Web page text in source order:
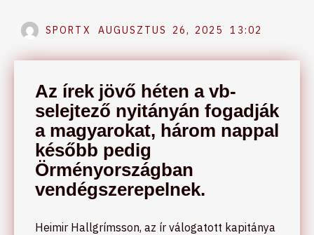
SPORTX AUGUSZTUS 26, 2025 13:02
Az írek jövő héten a vb-
selejtező nyitányán fogadják
a magyarokat, három nappal
később pedig
Örményországban
vendégszerepelnek.
Heimir Hallgrímsson, az ír válogatott kapitánya